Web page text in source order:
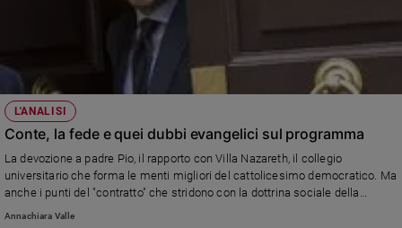
L'ANALISI
Conte, la fede e quei dubbi evangelici sul programma
La devozione a padre Pio, il rapporto con Villa Nazareth, il collegio
universitario che forma le menti migliori del cattolicesimo democratico. Ma
anche i punti del "contratto" che stridono con la dottrina sociale della
Chiesa...
Annachiara Valle